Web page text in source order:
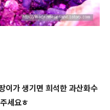
이가 생기면 희석한 과산화수
세요ㅎ